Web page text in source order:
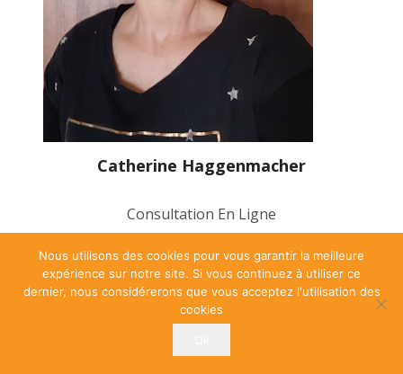
Catherine Haggenmacher
Consultation En Ligne
PRENDRE UN RDV
Nous utilisons des cookies pour vous garantir la meilleure
expérience sur notre site. Si vous continuez à utiliser ce
dernier, nous considérerons que vous acceptez l'utilisation des
cookies